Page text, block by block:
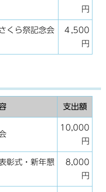
円
くら祭記念会
４,500
円
支出額
10,000
円
彰式・新年懇
8,000
円